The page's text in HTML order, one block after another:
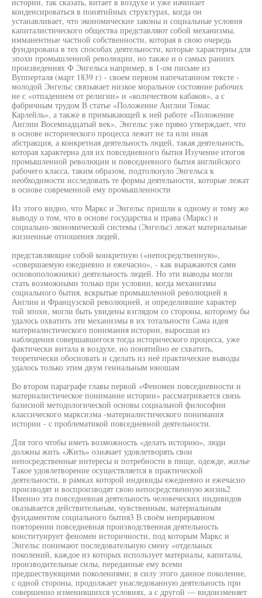
конденсироваться в понятийных структурах, когда он
устанавливает, что экономические законы и социальные условия
капиталистического общества представляют собой механизмы,
имманентные частной собственности, которая в свою очередь
фундирована в тех способах деятельности, которые характерны для
эпохи промышленной революции, но также и о самых ранних
произведениях Ф Энгельса например, в 1-ом письме из
Вупперталя (март 1839 г) - своем первом напечатанном тексте -
молодой Энгельс связывает низкое моральное состояние рабочих
не с «отпадением от религии» и «количеством кабаков», а с
фабричным трудом В статье «Положение Англии Томас
Карлейль», а также в примыкающей к ней работе «Положение
Англии Восемнадцатый век», Энгельс уже прямо утверждает, что
в основе исторического процесса лежит не та или иная
абстракция, а конкретная деятельность людей, такая деятельность,
которая характерна для их повседневного бытия Изучение итогов
промышленной революции и повседневного бытия английского
рабочего класса, таким образом, подтолкнуло Энгельса к
необходимости исследовать те формы деятельности, которые лежат
в основе современной ему промышленности
Из этого видно, что Маркс и Энгельс пришли к одному и тому же
выводу о том, что в основе государства и права (Маркс) и
социально-экономической системы (Энгельс) лежат материальные
жизненные отношения людей,
представляющие собой конкретную («непосредственную»,
«совершаемую ежедневно и ежечасно», - как выражаются сами
основоположники) деятельность людей. Но эти выводы могли
стать возможными только при условии, когда механизмы
социального бытия, вскрытые промышленной революцией в
Англии и Французской революцией, и определившие характер
той эпохи, могли быть увидены взглядом со стороны, которому бы
удалось охватить эти механизмы в их тотальности Сама идея
материалистического понимания истории, выросшая из
наблюдения совершавшегося тогда исторического процесса, уже
фактически витала в воздухе, но понятийно ее схватить,
теоретически обосновать и сделать из неё практические выводы
удалось только этим двум гениальным юношам
Во втором параграфе главы первой «Феномен повседневности и
материалистическое понимание истории» рассматривается связь
базисной методологической основы социальной философии
классического марксизма -материалистического понимания
истории - с проблематикой повседневной деятельности.
Для того чтобы иметь возможность «делать историю», люди
должны жить «Жить» означает удовлетворять свои
непосредственные интересы и потребности в пище, одежде, жилье
Такое удовлетворение осуществляется в практической
деятельности, в рамках которой индивиды ежедневно и ежечасно
производят и воспроизводят свою непосредственную жизнь2
Именно эта повседневная деятельность человеческих индивидов
оказывается действительным, чувственным, материальным
фундаментом социального бытия3 В своём непрерывном
повторении повседневная производственная деятельность
конституирует феномен историчности, под которым Маркс и
Энгельс понимают последовательную смену «отдельных
поколений, каждое из которых использует материалы, капиталы,
производительные силы, переданные ему всеми
предшествующими поколениями; в силу этого данное поколение,
с одной стороны, продолжает унаследованную деятельность при
совершенно изменившихся условиях, а с другой — видоизменяет